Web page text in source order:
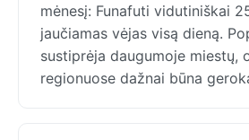
mėnesį: Funafuti vidutiniškai
jaučiamas vėjas visą dieną.
sustiprėja daugumoje miestų,
regionuose dažnai būna